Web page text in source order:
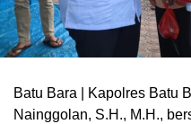
Batu Bara | Kapolres Batu
Nainggolan, S.H., M.H.,